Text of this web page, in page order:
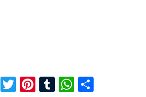
Facebook
Twitter
Pinterest
TumblrWhatsApp